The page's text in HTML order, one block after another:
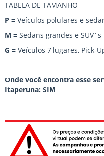
TABELA DE TAMANHO
P = Veículos polulares e
M = Sedans grandes e SUV´s
G = Veículos 7 lugares, Pick-
Onde você encontra esse
Itaperuna: SIM